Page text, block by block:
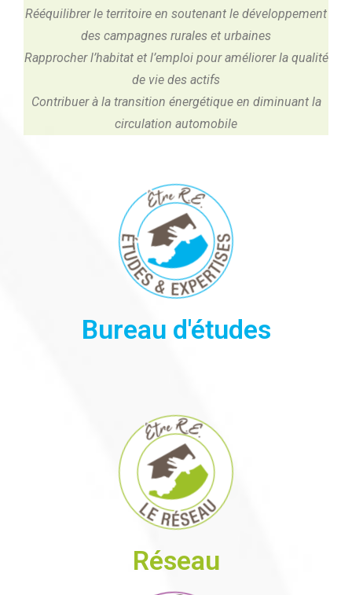
Rééquilibrer le territoire en soutenant le développement
des campagnes rurales et urbaines
Rapprocher l’habitat et l’emploi pour améliorer la qualité
de vie des actifs
Contribuer à la transition énergétique en diminuant la
circulation automobile
Bureau d'études
Réseau